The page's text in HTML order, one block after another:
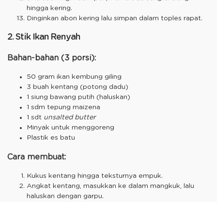
hingga kering.
Dinginkan abon kering lalu simpan dalam toples rapat.
2. Stik Ikan Renyah
Bahan-bahan (3 porsi):
50 gram ikan kembung giling
3 buah kentang (potong dadu)
1 siung bawang putih (haluskan)
1 sdm tepung maizena
1 sdt unsalted butter
Minyak untuk menggoreng
Plastik es batu
Cara membuat:
Kukus kentang hingga teksturnya empuk.
Angkat kentang, masukkan ke dalam mangkuk, lalu
haluskan dengan garpu.